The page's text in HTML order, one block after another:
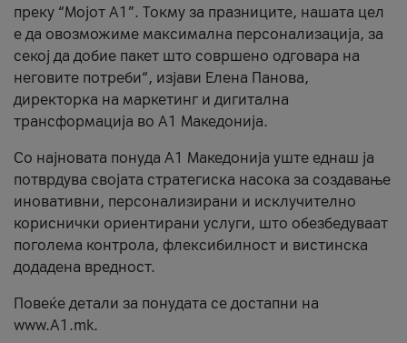
преку “Мојот А1”. Токму за празниците, нашата цел
е да овозможиме максимална персонализација, за
секој да добие пакет што совршено одговара на
неговите потреби“, изјави Елена Панова,
директорка на маркетинг и дигитална
трансформација во А1 Македонија.
Со најновата понуда А1 Македонија уште еднаш ја
потврдува својата стратегиска насока за создавање
иновативни, персонализирани и исклучително
кориснички ориентирани услуги, што обезбедуваат
поголема контрола, флексибилност и вистинска
додадена вредност.
Повеќе детали за понудата се достапни на
www.А1.mk.